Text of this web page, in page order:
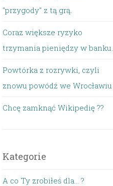
"przygody" z tą grą.
Coraz większe ryzyko
trzymania pieniędzy w banku.
Powtórka z rozrywki, czyli
znowu powódź we Wrocławiu
Chcę zamknąć Wikipedię ??
Kategorie
A co Ty zrobiłeś dla… ?